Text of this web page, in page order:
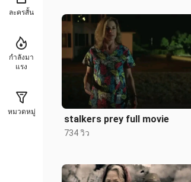
ละครสั้น
กำลังมา
แรง
หมวดหมู่
stalkers prey full movie
734 วิว